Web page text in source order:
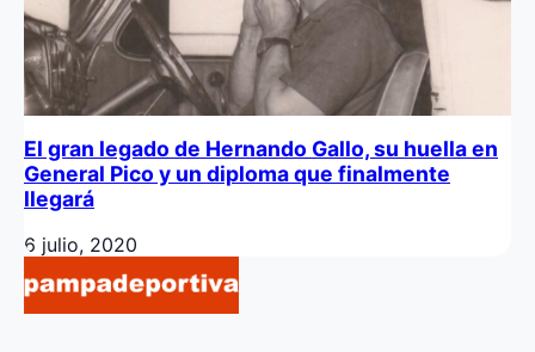
El gran legado de Hernando Gallo, su huella en
General Pico y un diploma que finalmente
llegará
6 julio, 2020